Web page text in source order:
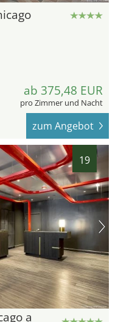
ab 375,48 EUR
pro Zimmer und Nacht
zum Angebot
19
a